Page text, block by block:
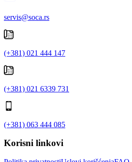
servis@soca.rs
(+381) 021 444 147
(+381) 021 6339 731
(+381) 063 444 085
Korisni linkovi